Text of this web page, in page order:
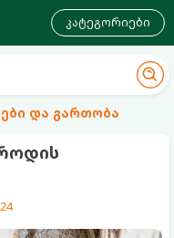
კატეგორიები
და გართობა